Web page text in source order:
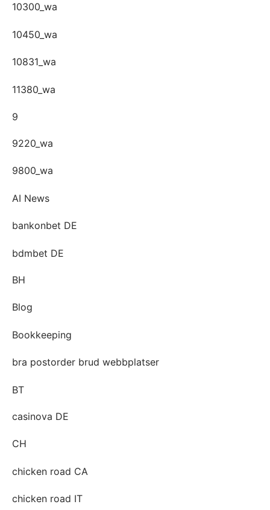
10300_wa
10450_wa
10831_wa
11380_wa
9
9220_wa
9800_wa
AI News
bankonbet DE
bdmbet DE
BH
Blog
Bookkeeping
bra postorder brud webbplatser
BT
casinova DE
CH
chicken road CA
chicken road IT